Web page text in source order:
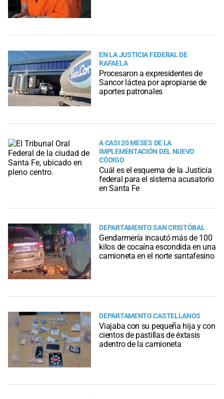
EN LA JUSTICIA FEDERAL DE
RAFAELA
Procesaron a expresidentes de
Sancor láctea por apropiarse de
aportes patronales
A CASI 20 MESES DE LA
IMPLEMENTACIÓN DEL NUEVO
CÓDIGO
Cuál es el esquema de la Justicia
federal para el sistema acusatorio
en Santa Fe
DEPARTAMENTO SAN CRISTÓBAL
Gendarmería incautó más de 100
kilos de cocaína escondida en una
camioneta en el norte santafesino
DEPARTAMENTO CASTELLANOS
Viajaba con su pequeña hija y con
cientos de pastillas de éxtasis
adentro de la camioneta